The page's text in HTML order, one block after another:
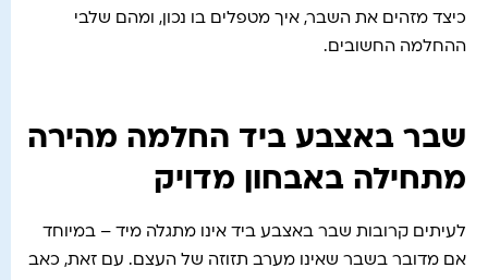
כיצד מזהים את השבר, איך מטפלים בו נכון, ומהם שלבי
ההחלמה החשובים.
שבר באצבע ביד החלמה מהירה
מתחילה באבחון מדויק
לעיתים קרובות שבר באצבע ביד אינו מתגלה מיד – במיוחד
אם מדובר בשבר שאינו מערב תזוזה של העצם. עם זאת, כאב